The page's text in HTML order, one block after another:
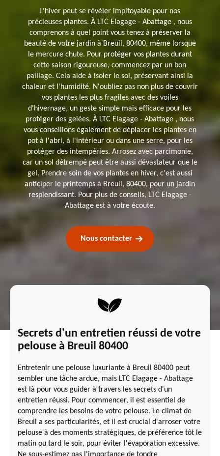
L'hiver peut se révéler impitoyable pour nos
précieuses plantes. À LTC Elagage - Abattage , nous
comprenons à quel point vous tenez à préserver la
beauté de votre jardin à Breuil, 80400, même lorsque
le mercure chute. Pour protéger vos plantes durant
cette saison rigoureuse, commencez par un bon
paillage. Cela aide à isoler le sol, préservant ainsi la
chaleur et l'humidité. N'oubliez pas non plus de couvrir
vos plantes les plus fragiles avec des voiles
d'hivernage, un geste simple mais efficace pour les
protéger des gelées. À LTC Elagage - Abattage , nous
vous conseillons également de déplacer les plantes en
pot à l'abri, à l'intérieur ou dans une serre, pour les
protéger des intempéries. Arrosez avec parcimonie,
car un sol détrempé peut être aussi dévastateur que le
gel. Prendre soin de vos plantes en hiver, c'est aussi
anticiper le printemps à Breuil, 80400, pour un jardin
resplendissant. Pour plus de conseils, LTC Elagage -
Abattage est à votre écoute.
Nous contacter
Secrets d'un entretien réussi de votre
pelouse à Breuil 80400
Entretenir une pelouse luxuriante à Breuil 80400 peut
sembler une tâche ardue, mais LTC Elagage - Abattage
est là pour vous guider à travers les secrets d'un
entretien réussi. Pour commencer, il est essentiel de
comprendre les besoins de votre pelouse. Le climat de
Breuil a ses particularités, et il est crucial d'arroser votre
pelouse à des moments stratégiques, de préférence tôt le
matin ou tard le soir, pour éviter l'évaporation excessive.
Ne sous-estimez pas l'importance de tondre